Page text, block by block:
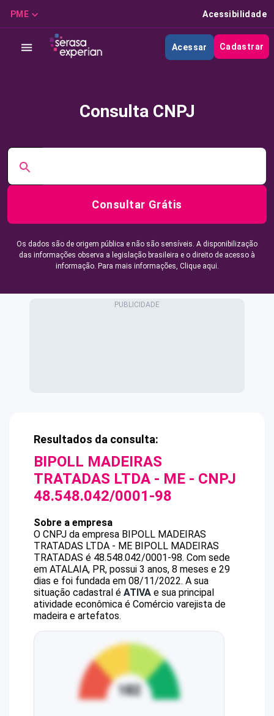
PME Acessibilidade
Acessar Cadastrar
Consulta CNPJ
Consultar Grátis
Os dados são de origem pública e não são sensíveis. A disponibilização
das informações observa a legislação brasileira e o direito de acesso à
informação. Para mais informações, Clique aqui.
Resultados da consulta:
BIPOLL MADEIRAS
TRATADAS LTDA - ME - CNPJ
48.548.042/0001-98
Sobre a empresa
O CNPJ da empresa BIPOLL MADEIRAS
TRATADAS LTDA - ME BIPOLL MADEIRAS
TRATADAS é 48.548.042/0001-98. Com sede
em ATALAIA, PR, possui 3 anos, 8 meses e 29
dias e foi fundada em 08/11/2022. A sua
situação cadastral é ATIVA e sua principal
atividade econômica é Comércio varejista de
madeira e artefatos.